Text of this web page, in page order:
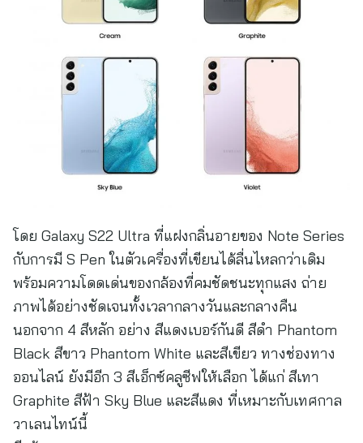
โดย Galaxy S22 Ultra ที่แฝงกลิ่นอายของ Note Series
กับการมี S Pen ในตัวเครื่องที่เขียนได้ลื่นไหลกว่าเดิม
พร้อมความโดดเด่นของกล้องที่คมชัดชนะทุกแสง ถ่าย
ภาพได้อย่างชัดเจนทั้งเวลากลางวันและกลางคืน
นอกจาก 4 สีหลัก อย่าง สีแดงเบอร์กันดี สีดำ Phantom
Black สีขาว Phantom White และสีเขียว ทางช่องทาง
ออนไลน์ ยังมีอีก 3 สีเอ็กซ์คลูซีฟให้เลือก ได้แก่ สีเทา
Graphite สีฟ้า Sky Blue และสีแดง ที่เหมาะกับเทศกาล
วาเลนไทน์นี้